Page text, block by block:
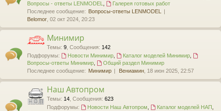
Вопросы - ответы LENMODEL,
Галерея готовых работ
Последнее сообщение:
Вопросы-ответы LENMODEL
Belomor, 02 окт 2024, 20:23
Минимир
Темы: 9, Сообщения: 142
Подфорумы:
Новости Минимир, Каталог моделей Минимир,
Вопросы-ответы Минимир,
Общий раздел Минимир
Последнее сообщение: Минимир Вениамин, 18 июн 2025, 22:57
Наш Автопром
Темы: 14, Сообщения: 623
Подфорумы:
Новости Наш Автопром, Каталог моделей НАП ,